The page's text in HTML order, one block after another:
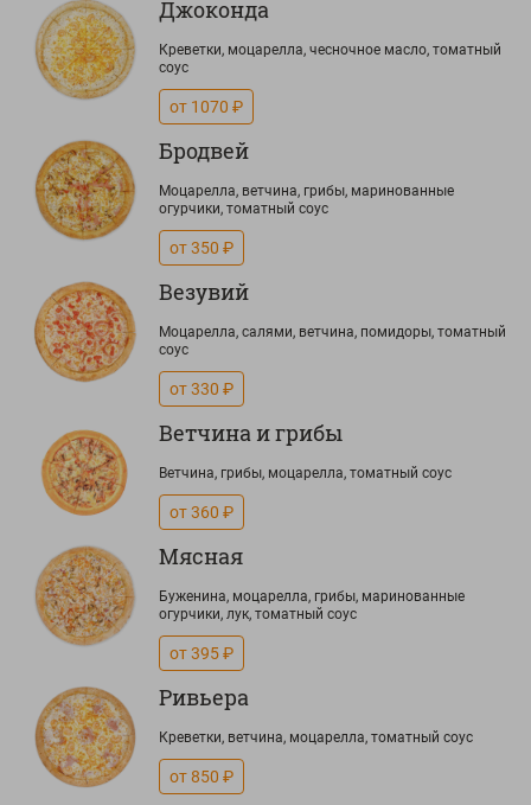
Джоконда
Креветки, моцарелла, чесночное масло, томатный
соус
от 1070 ₽
Бродвей
Моцарелла, ветчина, грибы, маринованные
огурчики, томатный соус
от 350 ₽
Везувий
Моцарелла, салями, ветчина, помидоры, томатный
соус
от 330 ₽
Ветчина и грибы
Ветчина, грибы, моцарелла, томатный соус
от 360 ₽
Мясная
Буженина, моцарелла, грибы, маринованные
огурчики, лук, томатный соус
от 395 ₽
Ривьера
Креветки, ветчина, моцарелла, томатный соус
от 850 ₽